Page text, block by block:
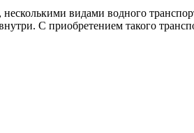
видами водного
С приобретением такого